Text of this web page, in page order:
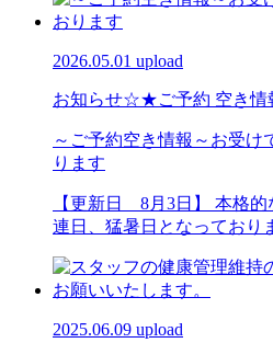
2026.05.01 upload
お知らせ☆★ご予約 空き
～ご予約空き情報～お受け
ります
【更新日 8月3日】 本格的
連日、猛暑日となっており
2025.06.09 upload